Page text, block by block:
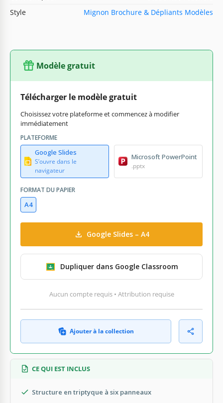
Style
Mignon Brochure & Dépliants Modèles
Modèle gratuit
Télécharger le modèle gratuit
Choisissez votre plateforme et commencez à modifier
immédiatement
PLATEFORME
Google Slides
S’ouvre dans le
navigateur
Microsoft PowerPoint
.pptx
FORMAT DU PAPIER
A4
Google Slides – A4
Dupliquer dans Google Classroom
Aucun compte requis • Attribution requise
Ajouter à la collection
CE QUI EST INCLUS
Structure en triptyque à six panneaux